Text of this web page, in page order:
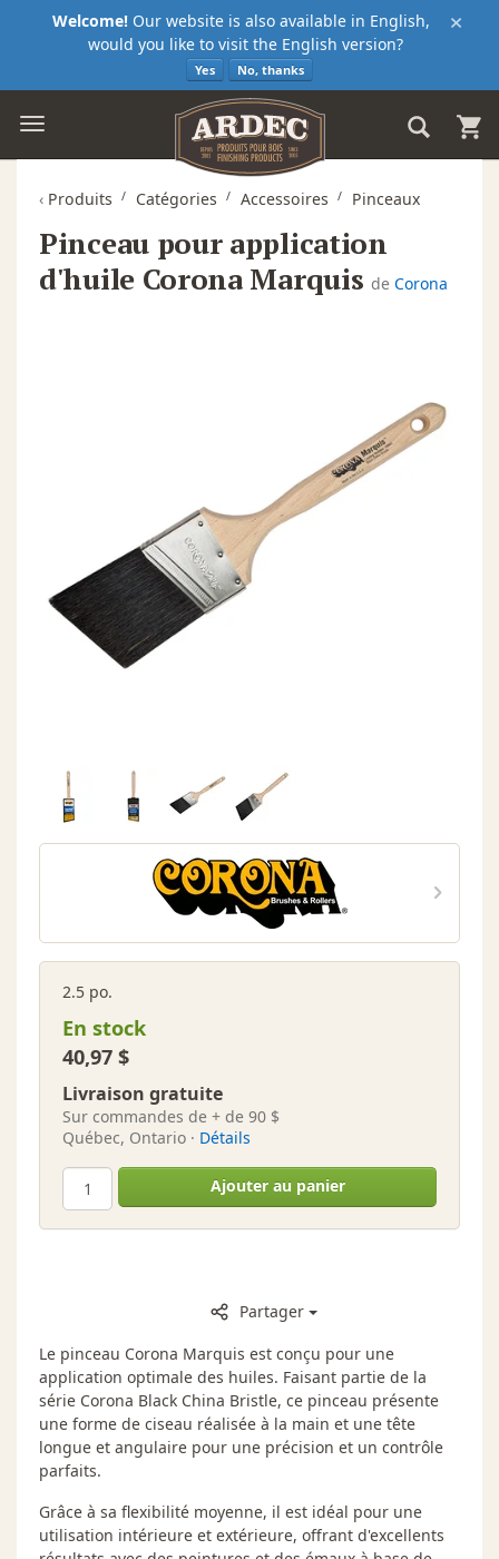
×
Welcome! Our website is also available in English,
would you like to visit the English version?
Yes No, thanks
‹ Produits Catégories Accessoires Pinceaux
Pinceau pour application
d'huile Corona Marquis deCorona
2.5 po.
En stock
40,97 $
Livraison gratuite
Sur commandes de + de 90 $
Québec, Ontario · Détails
Ajouter au panier
Partager
Le pinceau Corona Marquis est conçu pour une
application optimale des huiles. Faisant partie de la
série Corona Black China Bristle, ce pinceau présente
une forme de ciseau réalisée à la main et une tête
longue et angulaire pour une précision et un contrôle
parfaits.
Grâce à sa flexibilité moyenne, il est idéal pour une
utilisation intérieure et extérieure, offrant d'excellents